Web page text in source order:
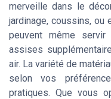
merveille dans le
jardinage, coussins, ou
peuvent même
assises
air. La variété de
selon vos
pratiques. Que vous